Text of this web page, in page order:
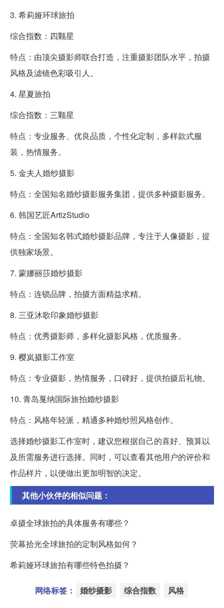
3. 希莉娅环球旅拍
综合指数：四颗星
特点：由顶尖摄影师联合打造，注重摄影团队水平，拍摄
风格及滤镜色彩吸引人。
4. 星夏旅拍
综合指数：三颗星
特点：专业服务、优良品质，个性化定制，多样款式服
装，热情服务。
5. 金夫人婚纱摄影
特点：全国知名婚纱摄影服务集团，提供多种摄影服务。
6. 韩国艺匠ArtizStudio
特点：全国知名韩式婚纱摄影品牌，专注于人像摄影，提
供独家场景。
7. 蒙娜丽莎婚纱摄影
特点：连锁品牌，拍摄方面精益求精。
8. 三亚沐歌印象婚纱摄影
特点：优秀摄影师，多样化摄影风格，优质服务。
9. 樱岚摄影工作室
特点：专业摄影，热情服务，口碑好，提供拍摄后礼物。
10. 青岛戛纳国际旅拍婚纱摄影
特点：风格年轻派，精通多种婚纱照风格创作。
选择婚纱摄影工作室时，建议您根据自己的喜好、预算以
及所需服务进行选择。同时，可以查看其他用户的评价和
作品样片，以便做出更加明智的决定。
其他小伙伴的相似问题：
卓摄全球旅拍的具体服务有哪些？
荧幕拾光全球旅拍的定制风格如何？
希莉娅环球旅拍有哪些特色拍摄？
网络标签： 婚纱摄影 综合指数 风格